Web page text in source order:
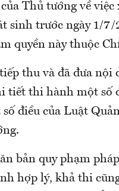
Thủ tướng về
sinh trước ngày 1/
quyền này thuộc
thu và đã đưa
tiết thi hành một số
điều của Luật
bản quy phạm
hợp lý, khả thi